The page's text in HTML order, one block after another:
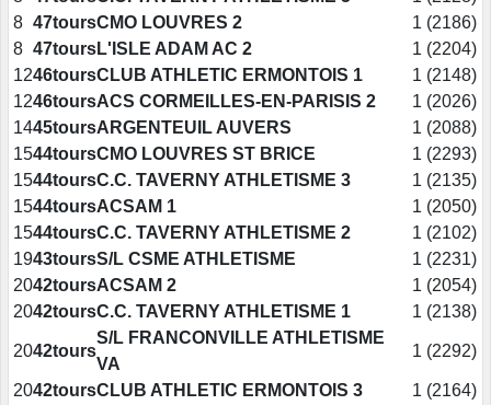
8 47toursCMO LOUVRES 2
1 (2186)
8 47toursL'ISLE ADAM AC 2
1 (2204)
1246toursCLUB ATHLETIC ERMONTOIS 1
1 (2148)
1246toursACS CORMEILLES-EN-PARISIS 2
1 (2026)
1445toursARGENTEUIL AUVERS
1 (2088)
1544toursCMO LOUVRES ST BRICE
1 (2293)
1544toursC.C. TAVERNY ATHLETISME 3
1 (2135)
1544toursACSAM 1
1 (2050)
1544toursC.C. TAVERNY ATHLETISME 2
1 (2102)
1943toursS/L CSME ATHLETISME
1 (2231)
2042toursACSAM 2
1 (2054)
2042toursC.C. TAVERNY ATHLETISME 1 1 (2138)
2042tours
S/L FRANCONVILLE ATHLETISME
VA
1 (2292)
2042toursCLUB ATHLETIC ERMONTOIS 3
1 (2164)